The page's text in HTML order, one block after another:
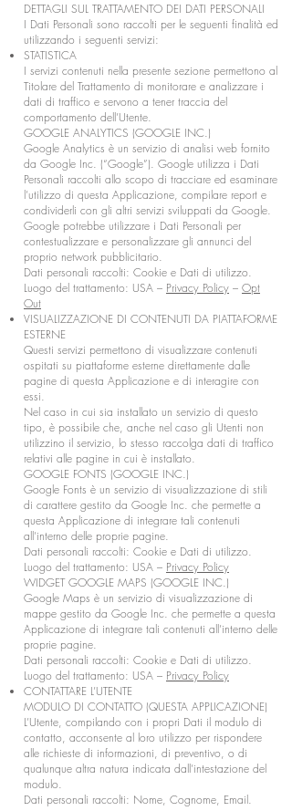
DETTAGLI SUL TRATTAMENTO DEI DATI PERSONALI
I Dati Personali sono raccolti per le seguenti finalità ed
utilizzando i seguenti servizi:
STATISTICA
I servizi contenuti nella presente sezione permettono al
Titolare del Trattamento di monitorare e analizzare i
dati di traffico e servono a tener traccia del
comportamento dell’Utente.
GOOGLE ANALYTICS (GOOGLE INC.)
Google Analytics è un servizio di analisi web fornito
da Google Inc. (“Google”). Google utilizza i Dati
Personali raccolti allo scopo di tracciare ed esaminare
l’utilizzo di questa Applicazione, compilare report e
condividerli con gli altri servizi sviluppati da Google.
Google potrebbe utilizzare i Dati Personali per
contestualizzare e personalizzare gli annunci del
proprio network pubblicitario.
Dati personali raccolti: Cookie e Dati di utilizzo.
Luogo del trattamento: USA – Privacy Policy – Opt
Out
VISUALIZZAZIONE DI CONTENUTI DA PIATTAFORME
ESTERNE
Questi servizi permettono di visualizzare contenuti
ospitati su piattaforme esterne direttamente dalle
pagine di questa Applicazione e di interagire con
essi.
Nel caso in cui sia installato un servizio di questo
tipo, è possibile che, anche nel caso gli Utenti non
utilizzino il servizio, lo stesso raccolga dati di traffico
relativi alle pagine in cui è installato.
GOOGLE FONTS (GOOGLE INC.)
Google Fonts è un servizio di visualizzazione di stili
di carattere gestito da Google Inc. che permette a
questa Applicazione di integrare tali contenuti
all’interno delle proprie pagine.
Dati personali raccolti: Cookie e Dati di utilizzo.
Luogo del trattamento: USA – Privacy Policy
WIDGET GOOGLE MAPS (GOOGLE INC.)
Google Maps è un servizio di visualizzazione di
mappe gestito da Google Inc. che permette a questa
Applicazione di integrare tali contenuti all’interno delle
proprie pagine.
Dati personali raccolti: Cookie e Dati di utilizzo.
Luogo del trattamento: USA – Privacy Policy
CONTATTARE L’UTENTE
MODULO DI CONTATTO (QUESTA APPLICAZIONE)
L’Utente, compilando con i propri Dati il modulo di
contatto, acconsente al loro utilizzo per rispondere
alle richieste di informazioni, di preventivo, o di
qualunque altra natura indicata dall’intestazione del
modulo.
Dati personali raccolti: Nome, Cognome, Email.